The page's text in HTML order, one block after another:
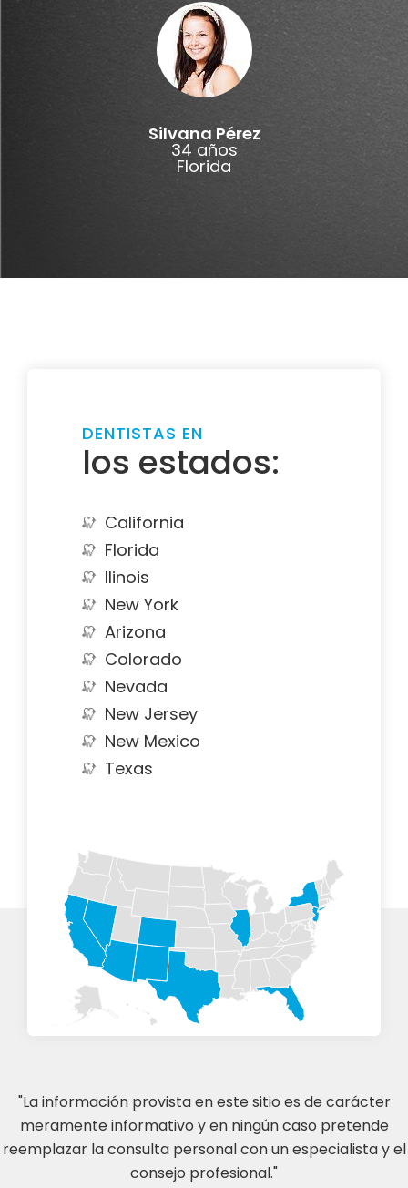
Silvana Pérez
34 años
Florida
DENTISTAS EN
los estados:
California
Florida
Ilinois
New York
Arizona
Colorado
Nevada
New Jersey
New Mexico
Texas
"La información provista en este sitio es de carácter
meramente informativo y en ningún caso pretende
reemplazar la consulta personal con un especialista y el
consejo profesional."